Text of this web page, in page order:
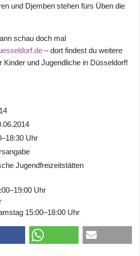
und Djemben stehen fürs Üben die
schau doch mal
– dort findest du weitere
Kinder und Jugendliche in Düsseldorf!
Uhr
Jugendfreizeitstätten
Uhr
15:00–18:00 Uhr